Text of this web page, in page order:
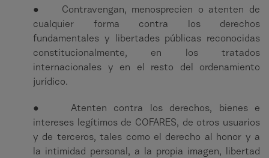
● Contravengan, menosprecien o atenten de
cualquier forma contra los derechos
fundamentales y libertades públicas reconocidas
constitucionalmente, en los tratados
internacionales y en el resto del ordenamiento
jurídico.
● Atenten contra los derechos, bienes e
intereses legítimos de COFARES, de otros usuarios
y de terceros, tales como el derecho al honor y a
la intimidad personal, a la propia imagen, libertad